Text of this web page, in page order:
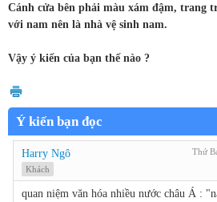
Cánh cửa bên phải màu xám đậm, trang
với nam nên là nhà vệ sinh nam.
Vậy ý kiến của bạn thế nào ?
Ý kiến bạn đọc
Thứ
Harry Ngô
Khách
quan niệm văn hóa nhiều nước châu Á :